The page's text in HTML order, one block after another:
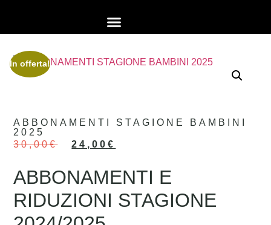
ABBONAMENTI STAGIONE BAMBINI
2025
30,00€ 24,00€
ABBONAMENTI E
RIDUZIONI STAGIONE
In offerta!